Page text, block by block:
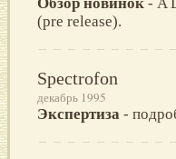
(pre release).
Spectrofon
декабрь 1995
Экспертиза -